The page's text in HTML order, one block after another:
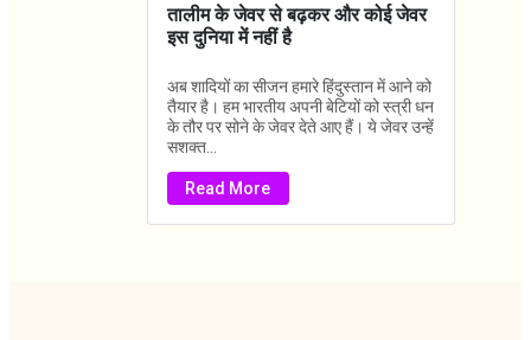
तालीम के जेवर से बढ़कर और कोई जेवर
इस दुनिया में नहीं है
अब शादियों का सीजन हमारे हिंदुस्तान में आने को
तैयार है। हम भारतीय अपनी बेटियों को स्त्री धन
के तौर पर सोने के जेवर देते आए हैं। ये जेवर उन्हें
सशक्त...
Read More